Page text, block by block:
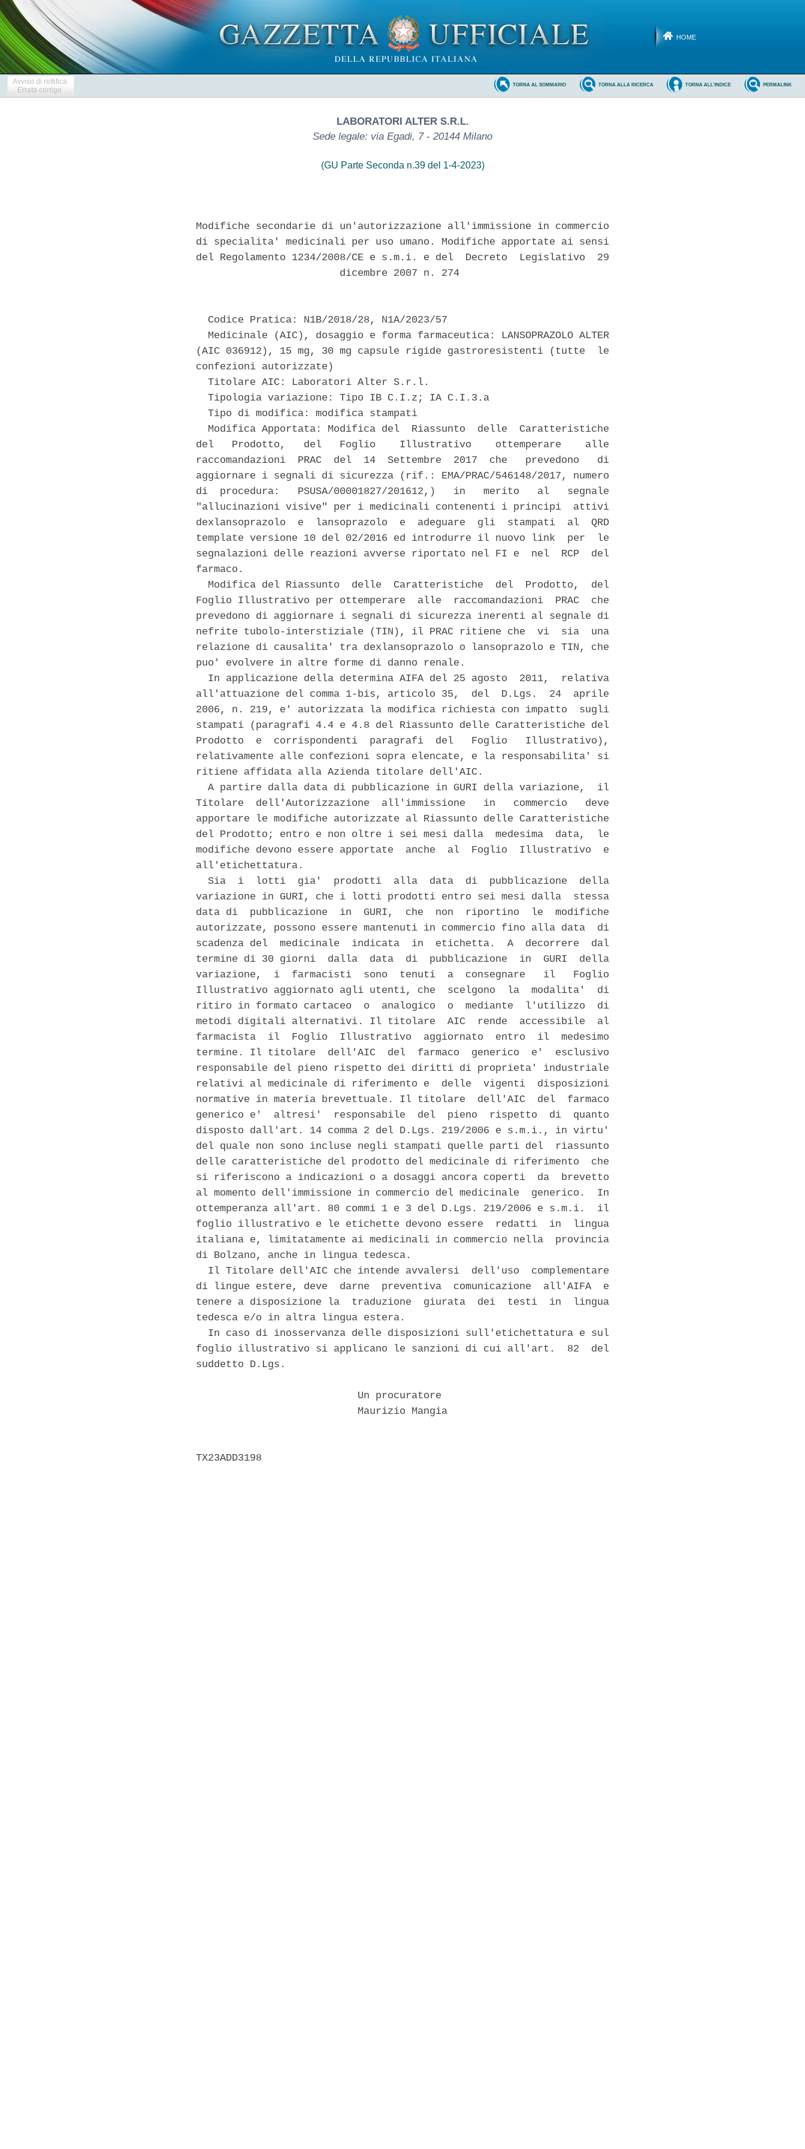
HOME
Avviso di rettifica
Errata corrige
PERMALINK
TORNA ALL'INDICE
TORNA ALLA RICERCA
TORNA AL SOMMARIO
LABORATORI ALTER S.R.L.
Sede legale: via Egadi, 7 - 20144 Milano
(GU Parte Seconda n.39 del 1-4-2023)
Modifiche secondarie di un'autorizzazione all'immissione in commercio
di specialita' medicinali per uso umano. Modifiche apportate ai sensi
del Regolamento 1234/2008/CE e s.m.i. e del  Decreto  Legislativo  29
                        dicembre 2007 n. 274
  Codice Pratica: N1B/2018/28, N1A/2023/57
  Medicinale (AIC), dosaggio e forma farmaceutica: LANSOPRAZOLO ALTER
(AIC 036912), 15 mg, 30 mg capsule rigide gastroresistenti (tutte  le
confezioni autorizzate)
  Titolare AIC: Laboratori Alter S.r.l.
  Tipologia variazione: Tipo IB C.I.z; IA C.I.3.a
  Tipo di modifica: modifica stampati
  Modifica Apportata: Modifica del  Riassunto  delle  Caratteristiche
del   Prodotto,   del   Foglio    Illustrativo    ottemperare    alle
raccomandazioni  PRAC  del  14  Settembre  2017  che   prevedono   di
aggiornare i segnali di sicurezza (rif.: EMA/PRAC/546148/2017, numero
di  procedura:   PSUSA/00001827/201612,)   in   merito   al   segnale
"allucinazioni visive" per i medicinali contenenti i principi  attivi
dexlansoprazolo  e  lansoprazolo  e  adeguare  gli  stampati  al  QRD
template versione 10 del 02/2016 ed introdurre il nuovo link  per  le
segnalazioni delle reazioni avverse riportato nel FI e  nel  RCP  del
farmaco.
  Modifica del Riassunto  delle  Caratteristiche  del  Prodotto,  del
Foglio Illustrativo per ottemperare  alle  raccomandazioni  PRAC  che
prevedono di aggiornare i segnali di sicurezza inerenti al segnale di
nefrite tubolo-interstiziale (TIN), il PRAC ritiene che  vi  sia  una
relazione di causalita' tra dexlansoprazolo o lansoprazolo e TIN, che
puo' evolvere in altre forme di danno renale.
  In applicazione della determina AIFA del 25 agosto  2011,  relativa
all'attuazione del comma 1-bis, articolo 35,  del  D.Lgs.  24  aprile
2006, n. 219, e' autorizzata la modifica richiesta con impatto  sugli
stampati (paragrafi 4.4 e 4.8 del Riassunto delle Caratteristiche del
Prodotto  e  corrispondenti  paragrafi  del   Foglio   Illustrativo),
relativamente alle confezioni sopra elencate, e la responsabilita' si
ritiene affidata alla Azienda titolare dell'AIC.
  A partire dalla data di pubblicazione in GURI della variazione,  il
Titolare  dell'Autorizzazione  all'immissione   in   commercio   deve
apportare le modifiche autorizzate al Riassunto delle Caratteristiche
del Prodotto; entro e non oltre i sei mesi dalla  medesima  data,  le
modifiche devono essere apportate  anche  al  Foglio  Illustrativo  e
all'etichettatura.
  Sia  i  lotti  gia'  prodotti  alla  data  di  pubblicazione  della
variazione in GURI, che i lotti prodotti entro sei mesi dalla  stessa
data di  pubblicazione  in  GURI,  che  non  riportino  le  modifiche
autorizzate, possono essere mantenuti in commercio fino alla data  di
scadenza del  medicinale  indicata  in  etichetta.  A  decorrere  dal
termine di 30 giorni  dalla  data  di  pubblicazione  in  GURI  della
variazione,  i  farmacisti  sono  tenuti  a  consegnare   il   Foglio
Illustrativo aggiornato agli utenti, che  scelgono  la  modalita'  di
ritiro in formato cartaceo  o  analogico  o  mediante  l'utilizzo  di
metodi digitali alternativi. Il titolare  AIC  rende  accessibile  al
farmacista  il  Foglio  Illustrativo  aggiornato  entro  il  medesimo
termine. Il titolare  dell'AIC  del  farmaco  generico  e'  esclusivo
responsabile del pieno rispetto dei diritti di proprieta' industriale
relativi al medicinale di riferimento e  delle  vigenti  disposizioni
normative in materia brevettuale. Il titolare  dell'AIC  del  farmaco
generico e'  altresi'  responsabile  del  pieno  rispetto  di  quanto
disposto dall'art. 14 comma 2 del D.Lgs. 219/2006 e s.m.i., in virtu'
del quale non sono incluse negli stampati quelle parti del  riassunto
delle caratteristiche del prodotto del medicinale di riferimento  che
si riferiscono a indicazioni o a dosaggi ancora coperti  da  brevetto
al momento dell'immissione in commercio del medicinale  generico.  In
ottemperanza all'art. 80 commi 1 e 3 del D.Lgs. 219/2006 e s.m.i.  il
foglio illustrativo e le etichette devono essere  redatti  in  lingua
italiana e, limitatamente ai medicinali in commercio nella  provincia
di Bolzano, anche in lingua tedesca.
  Il Titolare dell'AIC che intende avvalersi  dell'uso  complementare
di lingue estere, deve  darne  preventiva  comunicazione  all'AIFA  e
tenere a disposizione la  traduzione  giurata  dei  testi  in  lingua
tedesca e/o in altra lingua estera.
  In caso di inosservanza delle disposizioni sull'etichettatura e sul
foglio illustrativo si applicano le sanzioni di cui all'art.  82  del
suddetto D.Lgs.
                           Un procuratore
                           Maurizio Mangia